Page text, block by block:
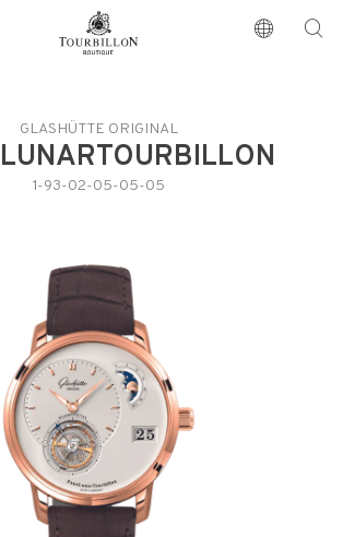
www.tourbillon.com/index.php/it
GLASHÜTTE ORIGINAL
1-93-02-05-05-05